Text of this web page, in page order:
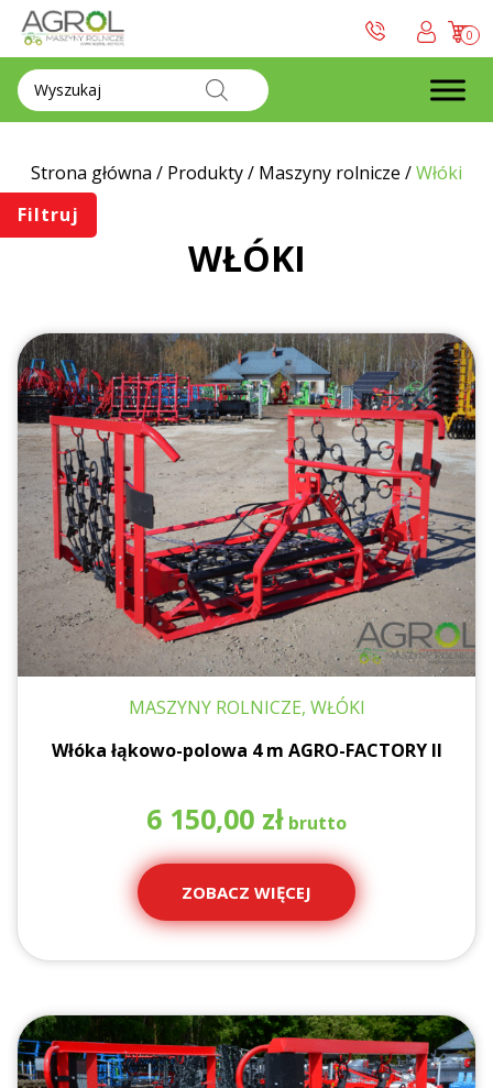
0
Wyszukiwarka
produktów
Filtruj
Strona główna / Produkty/ Maszyny rolnicze /Włóki
WŁÓKI
MASZYNY ROLNICZE, WŁÓKI
Włóka łąkowo-polowa 4 m AGRO-FACTORY II
6 150,00 zł
ZOBACZ WIĘCEJ